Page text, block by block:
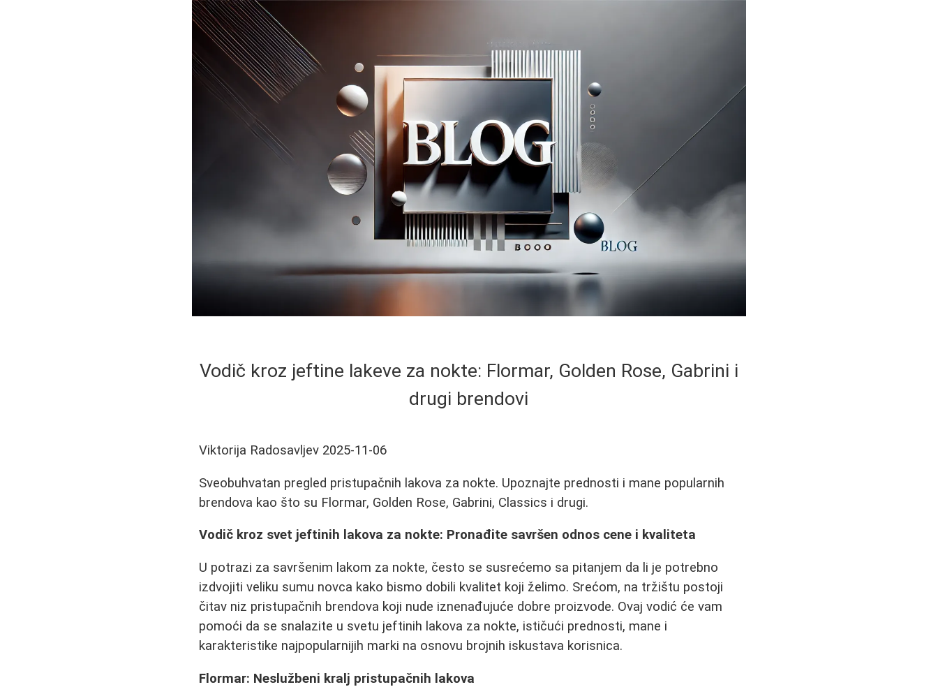
Vodič kroz jeftine lakeve za nokte: Flormar, Golden Rose, Gabrini i
drugi brendovi
Viktorija Radosavljev 2025-11-06
Sveobuhvatan pregled pristupačnih lakova za nokte. Upoznajte prednosti i mane popularnih
brendova kao što su Flormar, Golden Rose, Gabrini, Classics i drugi.
Vodič kroz svet jeftinih lakova za nokte: Pronađite savršen odnos cene i kvaliteta
U potrazi za savršenim lakom za nokte, često se susrećemo sa pitanjem da li je potrebno
izdvojiti veliku sumu novca kako bismo dobili kvalitet koji želimo. Srećom, na tržištu postoji
čitav niz pristupačnih brendova koji nude iznenađujuće dobre proizvode. Ovaj vodić će vam
pomoći da se snalazite u svetu jeftinih lakova za nokte, ističući prednosti, mane i
karakteristike najpopularnijih marki na osnovu brojnih iskustava korisnica.
Flormar: Neslužbeni kralj pristupačnih lakova